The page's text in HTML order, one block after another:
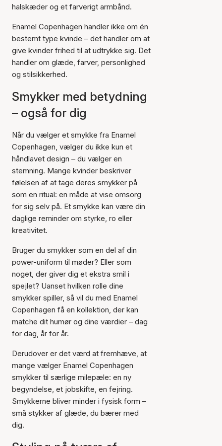
halskæder og et farverigt armbånd.
Enamel Copenhagen handler ikke om én
bestemt type kvinde – det handler om at
give kvinder frihed til at udtrykke sig. Det
handler om glæde, farver, personlighed
og stilsikkerhed.
Smykker med betydning
– også for dig
Når du vælger et smykke fra Enamel
Copenhagen, vælger du ikke kun et
håndlavet design – du vælger en
stemning. Mange kvinder beskriver
følelsen af at tage deres smykker på
som en ritual: en måde at vise omsorg
for sig selv på. Et smykke kan være din
daglige reminder om styrke, ro eller
kreativitet.
Bruger du smykker som en del af din
power-uniform til møder? Eller som
noget, der giver dig et ekstra smil i
spejlet? Uanset hvilken rolle dine
smykker spiller, så vil du med Enamel
Copenhagen få en kollektion, der kan
matche dit humør og dine værdier – dag
for dag, år for år.
Derudover er det værd at fremhæve, at
mange vælger Enamel Copenhagen
smykker til særlige milepæle: en ny
begyndelse, et jobskifte, en fejring.
Smykkerne bliver minder i fysisk form –
små stykker af glæde, du bærer med
dig.